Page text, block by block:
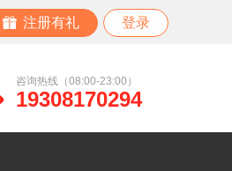
注册有礼 登录
咨询热线（08:00-23:00）
19308170294